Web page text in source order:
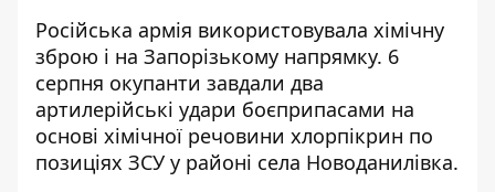
Російська армія використовувала хімічну
зброю і на Запорізькому напрямку. 6
серпня окупанти завдали два
артилерійські удари боєприпасами на
основі хімічної речовини хлорпікрин по
позиціях ЗСУ у районі села Новоданилівка.